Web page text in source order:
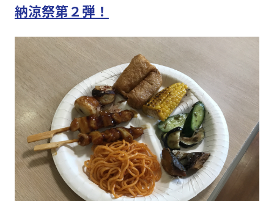
納涼祭第２弾！